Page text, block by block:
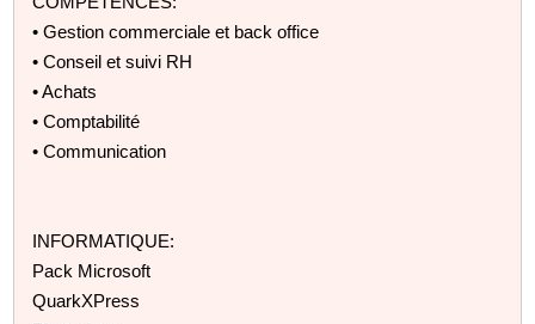
• Gestion commerciale et back office
• Conseil et suivi RH
• Achats
• Comptabilité
• Communication
INFORMATIQUE:
Pack Microsoft
QuarkXPress